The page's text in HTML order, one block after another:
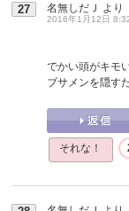
27 名無しだＪ より
2016年1月12日
でかい頭がキモい
ブサメンを隠す
それな！